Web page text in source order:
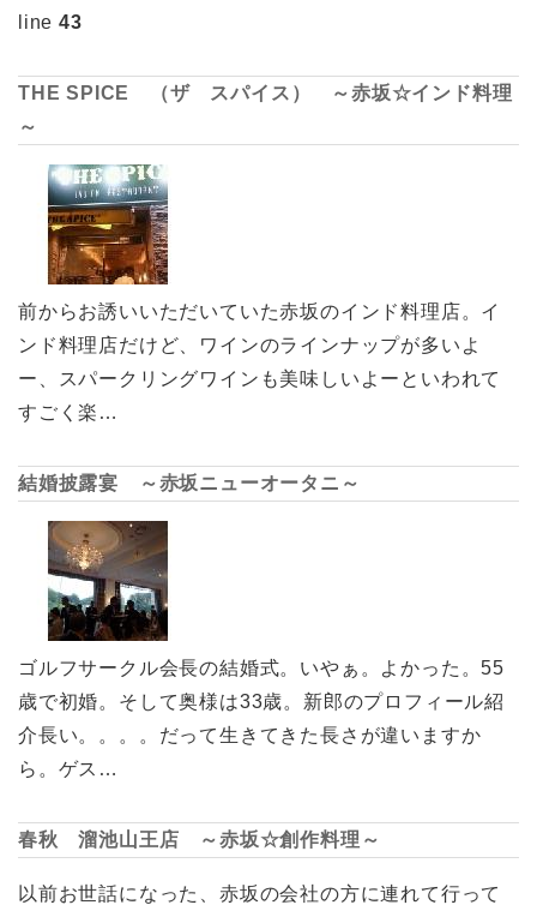
line 43
THE SPICE （ザ スパイス） ～赤坂☆インド料理
～
前からお誘いいただいていた赤坂のインド料理店。イ
ンド料理店だけど、ワインのラインナップが多いよ
ー、スパークリングワインも美味しいよーといわれて
すごく楽…
結婚披露宴 ～赤坂ニューオータニ～
ゴルフサークル会長の結婚式。いやぁ。よかった。55
歳で初婚。そして奥様は33歳。新郎のプロフィール紹
介長い。。。。だって生きてきた長さが違いますか
ら。ゲス…
春秋 溜池山王店 ～赤坂☆創作料理～
以前お世話になった、赤坂の会社の方に連れて行って